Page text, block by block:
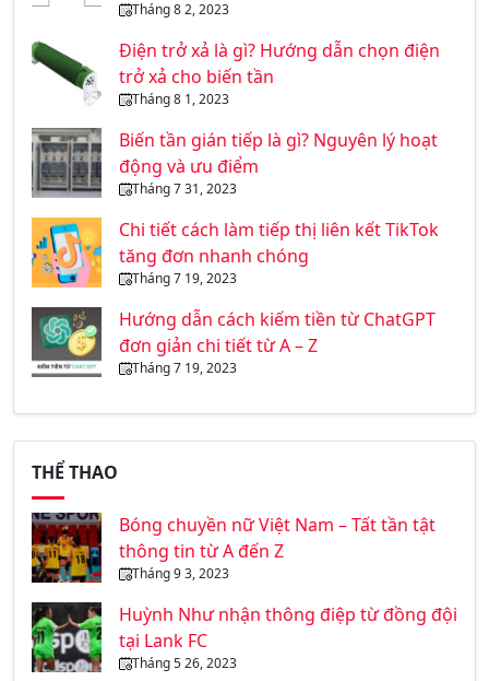
Tháng 8 2, 2023
Điện trở xả là gì? Hướng dẫn chọn điện
trở xả cho biến tần
Tháng 8 1, 2023
Biến tần gián tiếp là gì? Nguyên lý hoạt
động và ưu điểm
Tháng 7 31, 2023
Chi tiết cách làm tiếp thị liên kết TikTok
tăng đơn nhanh chóng
Tháng 7 19, 2023
Hướng dẫn cách kiếm tiền từ ChatGPT
đơn giản chi tiết từ A – Z
Tháng 7 19, 2023
THỂ THAO
Bóng chuyền nữ Việt Nam – Tất tần tật
thông tin từ A đến Z
Tháng 9 3, 2023
Huỳnh Như nhận thông điệp từ đồng đội
tại Lank FC
Tháng 5 26, 2023